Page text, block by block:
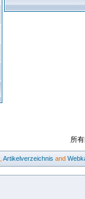
所
Artikelverzeichnis and